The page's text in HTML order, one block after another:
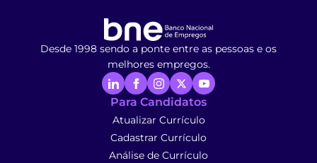
Desde 1998 sendo a ponte entre as pessoas e os
melhores empregos.
Para Candidatos
Atualizar Currículo
Cadastrar Currículo
Análise de Currículo